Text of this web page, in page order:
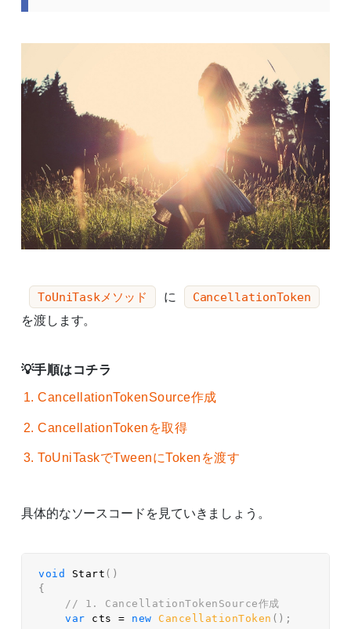
ToUniTaskメソッド に CancellationToken
を渡します。
手順はコチラ
CancellationTokenSource作成
CancellationTokenを取得
ToUniTaskでTweenにTokenを渡す
具体的なソースコードを見ていきましょう。
void Start ( )
{
// 1. CancellationTokenSource作成
var cts = new CancellationToken ( ) ;